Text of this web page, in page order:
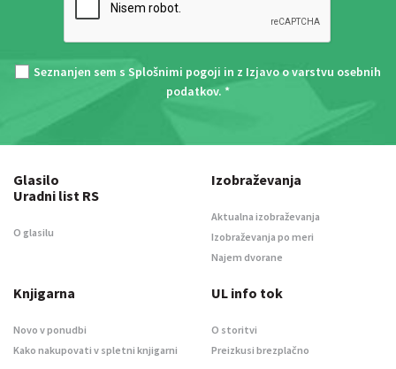
Seznanjen sem s Splošnimi pogoji in z Izjavo o varstvu osebnih
podatkov. *
Glasilo
Uradni list RS
O glasilu
Izobraževanja
Aktualna izobraževanja
Izobraževanja po meri
Najem dvorane
Knjigarna
Novo v ponudbi
Kako nakupovati v spletni knjigarni
UL info tok
O storitvi
Preizkusi brezplačno